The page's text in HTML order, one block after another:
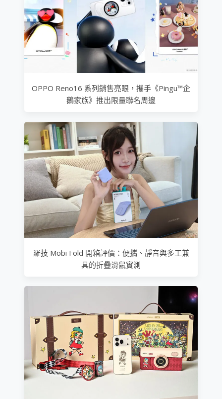
OPPO Reno16 系列銷售亮眼，攜手《Pingu™企
鵝家族》推出限量聯名周邊
羅技 Mobi Fold 開箱評價：便攜、靜音與多工兼
具的折疊滑鼠實測